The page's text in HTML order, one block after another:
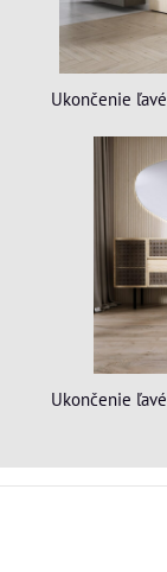
Ukončenie
Ukončenie